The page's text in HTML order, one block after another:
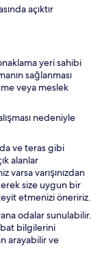
açıktır
yeri sahibi
sağlanması
veya meslek
nedeniyle
ve teras gibi
alanlar
varışınızdan
size uygun bir
etmenizi öneririz.
odalar sunulabilir.
bilgilerini
arayabilir ve